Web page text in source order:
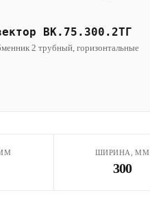
ВК.75.300.2ТГ
2 трубный, горизонтальные
ШИРИНА, ММ
300